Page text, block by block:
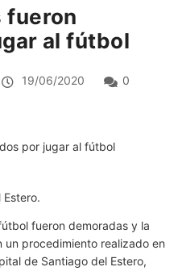
fueron
al fútbol
19/06/2020
0
fueron demoradas y la
un procedimiento realizado en
de Santiago del Estero,